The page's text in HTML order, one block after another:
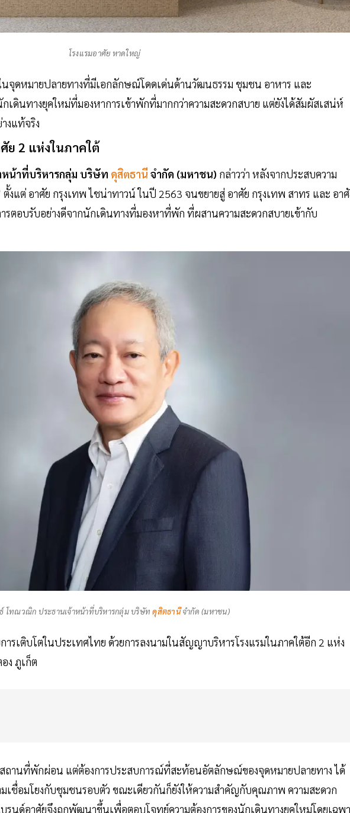
โรงแรมอาศัย หาดใหญ่
นจุดหมายปลายทางที่มีเอกลักษณ์โดดเด่นด้านวัฒนธรรม ชุมชน อาหาร และ
ดินทางยุคใหม่ที่มองหาการเข้าพักที่มากกว่าความสะดวกสบาย แต่ยังได้สัมผัสเสน่ห์
งแท้จริง
ย 2 แห่งในภาคใต้
น้าที่บริหารกลุ่ม บริษัท ดุสิตธานี จำกัด (มหาชน) กล่าวว่า หลังจากประสบความ
ตั้งแต่ อาศัย กรุงเทพ ไชน่าทาวน์ ในปี 2563 จนขยายสู่ อาศัย กรุงเทพ สาทร และ อา
รตอบรับอย่างดีจากนักเดินทางที่มองหาที่พัก ที่ผสานความสะดวกสบายเข้ากับ
โทณวณิก ประธานเจ้าหน้าที่บริหารกลุ่ม บริษัท ดุสิตธานีจำกัด (มหาชน)
รเติบโตในประเทศไทย ด้วยการลงนามในสัญญาบริหารโรงแรมในภาคใต้อีก 2 แห่ง
ง ภูเก็ต
ถานที่พักผ่อน แต่ต้องการประสบการณ์ที่สะท้อนอัตลักษณ์ของจุดหมายปลายทาง ได้
เชื่อมโยงกับชุมชนรอบตัว ขณะเดียวกันก็ยังให้ความสำคัญกับคุณภาพ ความสะดวก
รนด์อาศัยจึงถูกพัฒนาขึ้นเพื่อตอบโจทย์ความต้องการของนักเดินทางยุคใหม่โดยเฉพ